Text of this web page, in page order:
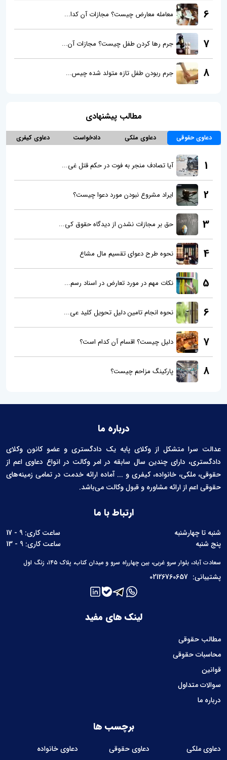
6 معامله معارض چیست؟ مجازات آن کدا...
7 جرم رها کردن طفل چیست؟ مجازات آن...
8 جرم ربودن طفل تازه متولد شده چیس...
مطالب پیشنهادی
دعاوی حقوقی دعاوی ملکی دادخواست دعاوی کیفری
1 آیا تصادف منجر به فوت در حکم قتل غی...
2 ایراد مشروع نبودن مورد دعوا چیست؟
3 حق بر مجازات نشدن از دیدگاه حقوق کی...
4 نحوه طرح دعوای تقسیم مال مشاع
5 نکات مهم در مورد تعارض در اسناد رسم...
6 نحوه انجام تامین دلیل تحویل کلید عی...
7 دلیل چیست؟ اقسام آن کدام است؟
8 پارکینگ مزاحم چیست؟
درباره ما
عدالت سرا متشکل از وکلای پایه یک دادگستری و عضو کانون وکلای
دادگستری، دارای چندین سال سابقه در امر وکالت در انواع دعاوی اعم از
حقوقی، ملکی، خانواده، کیفری و ... آماده ارائه خدمت در تمامی زمینه‌های
حقوقی اعم از ارائه مشاوره و قبول وکالت می‌باشد.
لینک های مفید
مطالب حقوقی
محاسبات حقوقی
قوانین
سوالات متداول
درباره ما
برچسب ها
دعاوی ملکی دعاوی حقوقی
دعاوی خانواده
ارتباط با ما
شنبه تا چهارشنبه
ساعت کاری: 9 - 17
پنج شنبه
ساعت کاری: 9 - 13
سعادت آباد، بلوار سرو غربی، بین چهارراه سرو و میدان کتاب، پلاک ۱۴۵، زنگ اول
پشتیبانی: 02126760657